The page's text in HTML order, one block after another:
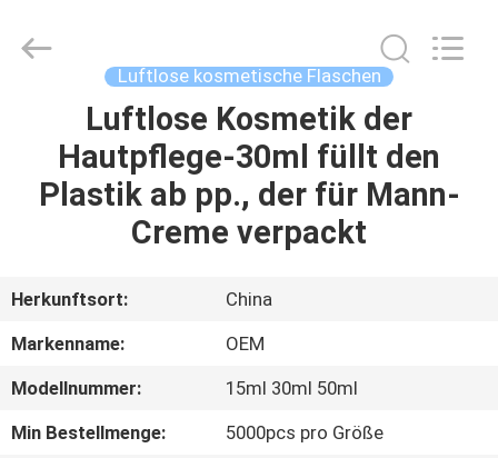
PRODUKTE
UNS
AUSFLUG
Plastic
Luftlose kosmetische Flaschen
Luftlose Kosmetik der
Hautpflege-30ml füllt den
Plastik ab pp., der für Mann-
Creme verpackt
Herkunftsort:
China
Markenname:
OEM
Modellnummer:
15ml 30ml 50ml
Min Bestellmenge:
5000pcs pro Größe